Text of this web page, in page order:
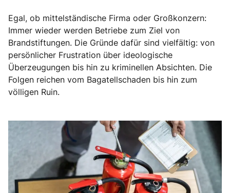
Egal, ob mittelständische Firma oder Großkonzern:
Immer wieder werden Betriebe zum Ziel von
Brandstiftungen. Die Gründe dafür sind vielfältig: von
persönlicher Frustration über ideologische
Überzeugungen bis hin zu kriminellen Absichten. Die
Folgen reichen vom Bagatellschaden bis hin zum
völligen Ruin.